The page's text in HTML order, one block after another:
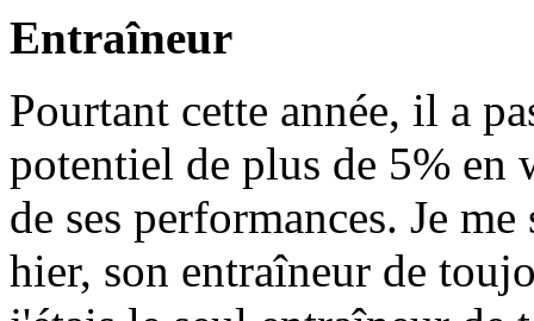
Entraîneur
Pourtant cette année, il a
potentiel de plus de 5% en
de ses performances. Je
hier, son entraîneur de